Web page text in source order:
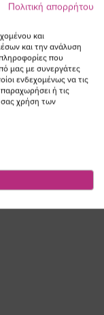
Visit
our
Πολιτική απορρήτου
και
και την ανάλυση
που
μας με συνεργάτες
ενδεχομένως να τις
ή τις
σας χρήση των